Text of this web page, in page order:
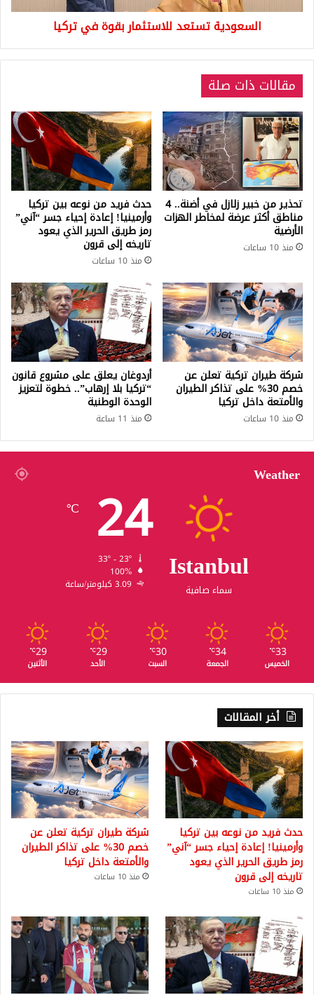
السعودية تستعد للاستثمار بقوة في تركيا
مقالات ذات صلة
تحذير من خبير زلازل في أضنة.. 4
مناطق أكثر عرضة لمخاطر الهزات
الأرضية
منذ 10 ساعات
حدث فريد من نوعه بين تركيا
وأرمينيا! إعادة إحياء جسر “آني”
رمز طريق الحرير الذي يعود
تاريخه إلى قرون
منذ 10 ساعات
شركة طيران تركية تعلن عن
خصم 30% على تذاكر الطيران
والأمتعة داخل تركيا
منذ 10 ساعات
أردوغان يعلق على مشروع قانون
“تركيا بلا إرهاب”.. خطوة لتعزيز
الوحدة الوطنية
منذ 11 ساعة
Weather
Istanbul
سماء صافية
24
℃
100%
3.09 كيلومتر/ساعة
33
℃
الخميس
34
℃
الجمعة
30
℃
السبت
29
℃
الأحد
29
℃
الأثنين
أخر المقالات
حدث فريد من نوعه بين تركيا
وأرمينيا! إعادة إحياء جسر “آني”
رمز طريق الحرير الذي يعود
تاريخه إلى قرون
منذ 10 ساعات
شركة طيران تركية تعلن عن
خصم 30% على تذاكر الطيران
والأمتعة داخل تركيا
منذ 10 ساعات